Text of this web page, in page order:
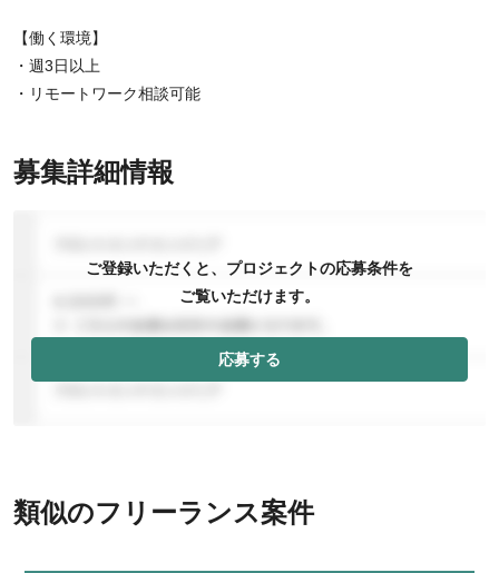
【働く環境】
・週3日以上
・リモートワーク相談可能
募集詳細情報
ご登録いただくと、プロジェクトの応募条件を
ご覧いただけます。
応募する
類似のフリーランス案件